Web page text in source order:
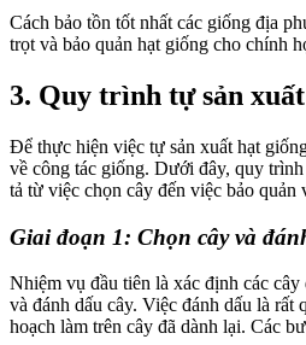
Cách bảo tồn tốt nhất các giống địa
trọt và bảo quản hạt giống cho chính
3. Quy trình tự sản
Để thực hiện việc tự sản xuất hạt
về công tác giống. Dưới đây, quy
tả từ việc chọn cây đến việc bảo quản
Giai đoạn 1: Chọn cây và
Nhiệm vụ đầu tiên là xác định các
và đánh dấu cây. Việc đánh dấu là rất
hoạch làm trên cây đã dành lại. Các